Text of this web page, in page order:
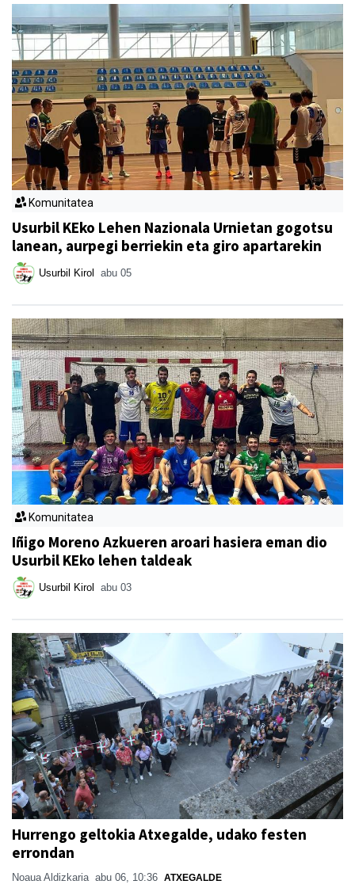
Komunitatea
Usurbil KEko Lehen Nazionala Urnietan gogotsu
lanean, aurpegi berriekin eta giro apartarekin
Usurbil Kirol abu 05
Komunitatea
Iñigo Moreno Azkueren aroari hasiera eman dio
Usurbil KEko lehen taldeak
Usurbil Kirol abu 03
Hurrengo geltokia Atxegalde, udako festen
errondan
Noaua Aldizkaria abu 06, 10:36 ATXEGALDE